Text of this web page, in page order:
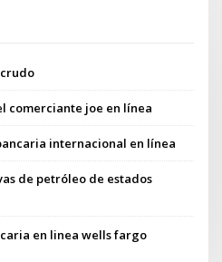
comerciante joe en línea
internacional en línea
de petróleo de estados
en linea wells fargo